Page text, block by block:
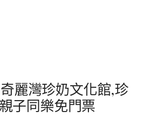
麗灣珍奶文化館,珍
子同樂免門票